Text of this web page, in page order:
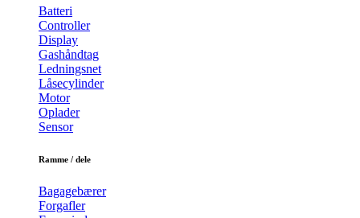
Batteri
Controller
Display
Gashåndtag
Ledningsnet
Låsecylinder
Motor
Oplader
Sensor
Ramme / dele
Bagagebærer
Forgafler